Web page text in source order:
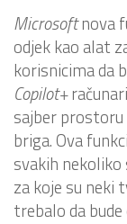
Microsoftnova
odjek kao alat
korisnicima da
Copilot+
sajber
briga. Ova
svakih
za koje su neki
trebalo da